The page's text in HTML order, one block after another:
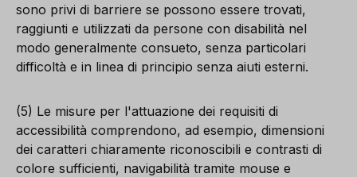
sono privi di barriere se possono essere trovati,
raggiunti e utilizzati da persone con disabilità nel
modo generalmente consueto, senza particolari
difficoltà e in linea di principio senza aiuti esterni.
(5) Le misure per l'attuazione dei requisiti di
accessibilità comprendono, ad esempio, dimensioni
dei caratteri chiaramente riconoscibili e contrasti di
colore sufficienti, navigabilità tramite mouse e